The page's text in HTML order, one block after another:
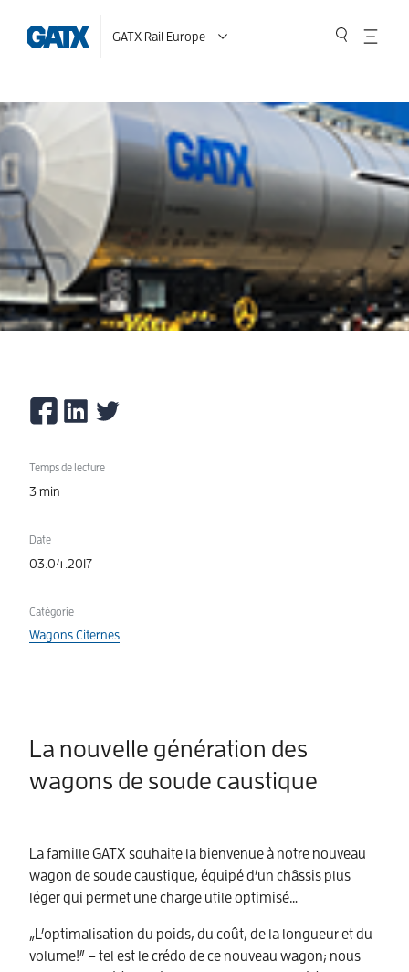
GATX Rail Europe
Temps de lecture
3 min
Date
03.04.2017
Catégorie
Wagons Citernes
La nouvelle génération des
wagons de soude caustique
La famille GATX souhaite la bienvenue à notre nouveau
wagon de soude caustique, équipé d’un châssis plus
léger qui permet une charge utile optimisé…
„L’optimalisation du poids, du coût, de la longueur et du
volume!” – tel est le crédo de ce nouveau wagon; nous